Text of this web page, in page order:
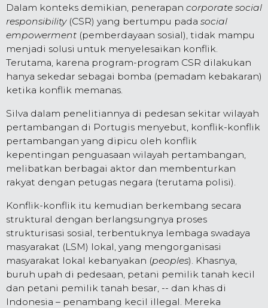
Dalam konteks demikian, penerapan corporate social
responsibility(CSR) yang bertumpu pada social
empowerment (pemberdayaan sosial), tidak mampu
menjadi solusi untuk menyelesaikan konflik.
Terutama, karena program-program CSR dilakukan
hanya sekedar sebagai bomba (pemadam kebakaran)
ketika konflik memanas.
Silva dalam penelitiannya di pedesan sekitar wilayah
pertambangan di Portugis menyebut, konflik-konflik
pertambangan yang dipicu oleh konflik
kepentingan penguasaan wilayah pertambangan,
melibatkan berbagai aktor dan membenturkan
rakyat dengan petugas negara (terutama polisi).
Konflik-konflik itu kemudian berkembang secara
struktural dengan berlangsungnya proses
strukturisasi sosial, terbentuknya lembaga swadaya
masyarakat (LSM) lokal, yang mengorganisasi
masyarakat lokal kebanyakan (peoples). Khasnya,
buruh upah di pedesaan, petani pemilik tanah kecil
dan petani pemilik tanah besar, -- dan khas di
Indonesia – penambang kecil illegal. Mereka